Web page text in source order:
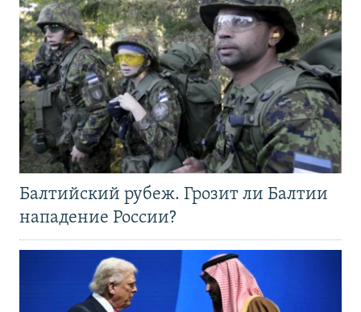
Балтийский рубеж. Грозит ли Балтии
нападение России?